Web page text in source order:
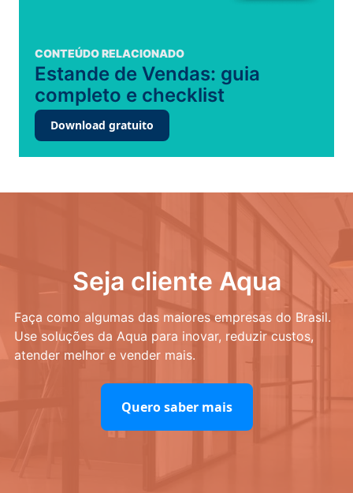
CONTEÚDO RELACIONADO
Estande de Vendas: guia
completo e checklist
Download gratuito
Seja cliente Aqua
Faça como algumas das maiores empresas do Brasil.
Use soluções da Aqua para inovar, reduzir custos,
atender melhor e vender mais.
Quero saber mais